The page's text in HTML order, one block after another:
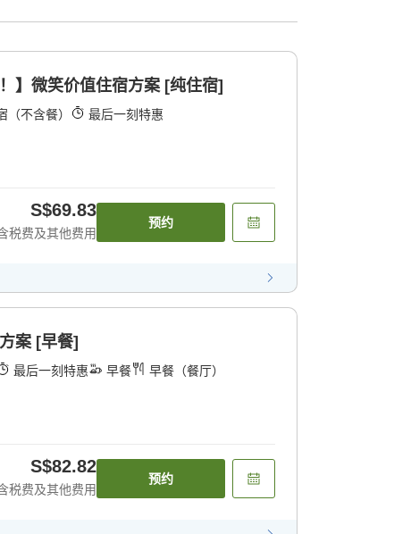
】微笑价值住宿方案 [纯住宿]
（不含餐） 最后一刻特惠
S$69.83
税费及其他费用
预约
案 [早餐]
最后一刻特惠 早餐 早餐（餐厅）
S$82.82
税费及其他费用
预约